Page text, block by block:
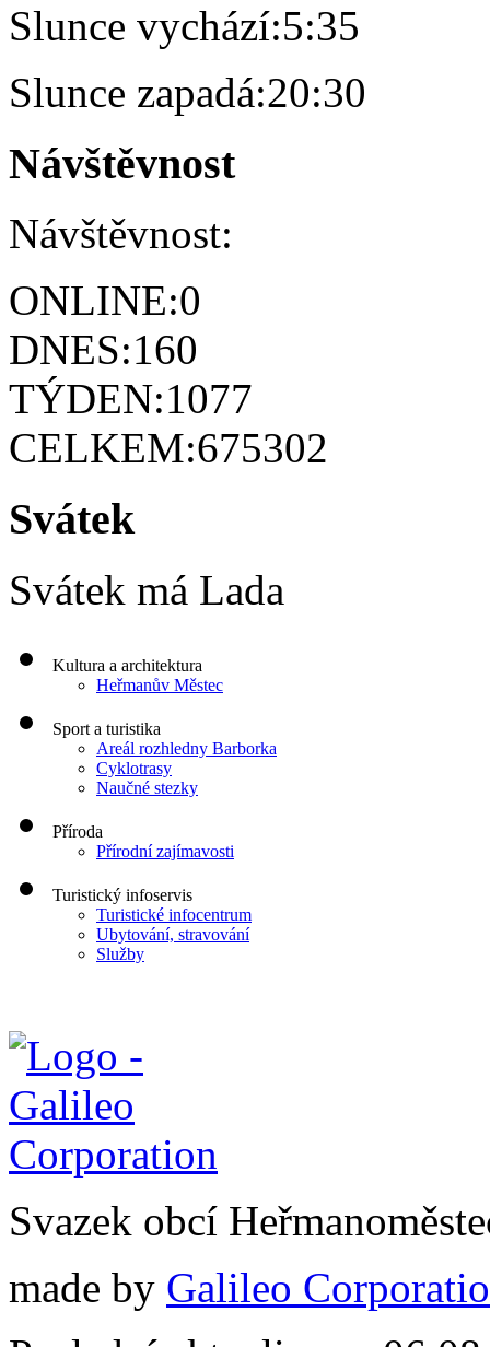
Slunce vychází:5:35
Slunce zapadá:20:30
Návštěvnost
Návštěvnost:
ONLINE:0
DNES:160
TÝDEN:1077
CELKEM:675302
Svátek
Svátek má Lada
Kultura a architektura
Heřmanův Městec
Sport a turistika
Areál rozhledny Barborka
Cyklotrasy
Naučné stezky
Příroda
Přírodní zajímavosti
Turistický infoservis
Turistické infocentrum
Ubytování, stravování
Služby
Svazek obcí
made by Galileo